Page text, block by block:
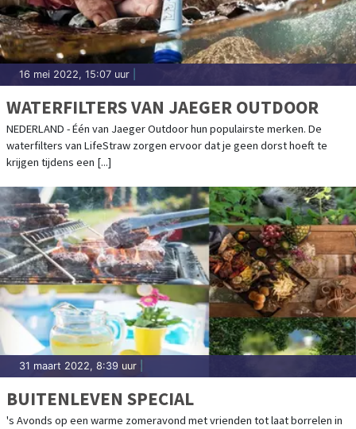
16 mei 2022, 15:07 uur
WATERFILTERS VAN JAEGER OUTDOOR
NEDERLAND - Één van Jaeger Outdoor hun populairste merken. De
waterfilters van LifeStraw zorgen ervoor dat je geen dorst hoeft te
krijgen tijdens een [...]
31 maart 2022, 8:39 uur
BUITENLEVEN SPECIAL
's Avonds op een warme zomeravond met vrienden tot laat borrelen in